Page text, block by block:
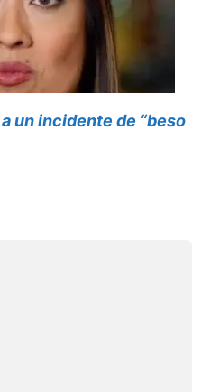
un incidente de “beso